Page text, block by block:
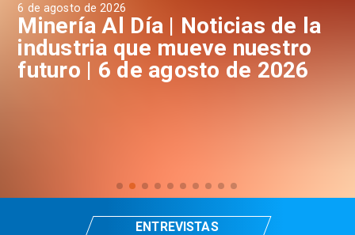
6 de agosto de 2026
Minería Al Día | Noticias de la
industria que mueve nuestro
futuro | 6 de agosto de 2026
ENTREVISTAS